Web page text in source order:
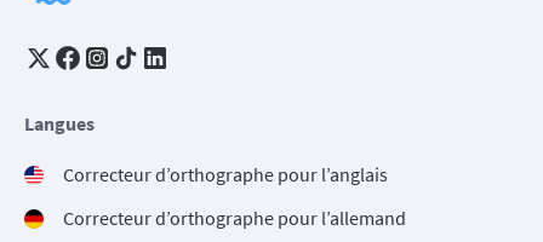
Langues
Correcteur d’orthographe pour l’anglais
Correcteur d’orthographe pour l’allemand